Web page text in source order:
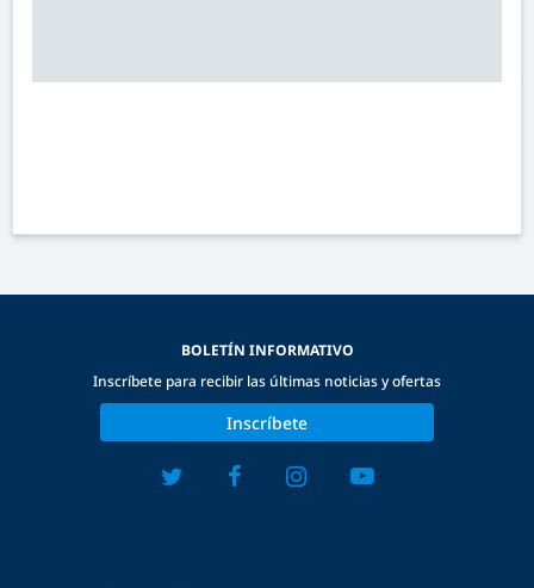
BOLETÍN INFORMATIVO
Inscríbete para recibir las últimas noticias y ofertas
Inscríbete